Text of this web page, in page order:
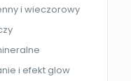
i wieczorowy
i efekt glow